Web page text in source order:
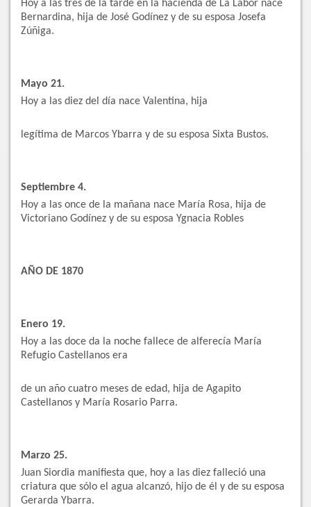
Hoy a las tres de la tarde en la hacienda de La Labor nace
Bernardina, hija de José Godínez y de su esposa Josefa
Zúñiga.
Mayo 21.
Hoy a las diez del día nace Valentina, hija
legítima de Marcos Ybarra y de su esposa Sixta Bustos.
Septiembre 4.
Hoy a las once de la mañana nace María Rosa, hija de
Victoriano Godínez y de su esposa Ygnacia Robles
AÑO DE 1870
Enero 19.
Hoy a las doce da la noche fallece de alferecía María
Refugio Castellanos era
de un año cuatro meses de edad, hija de Agapito
Castellanos y María Rosario Parra.
Marzo 25.
Juan Siordia manifiesta que, hoy a las diez falleció una
criatura que sólo el agua alcanzó, hijo de él y de su esposa
Gerarda Ybarra.